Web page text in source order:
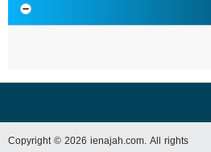
Copyright © 2026 ienajah.com. All rights